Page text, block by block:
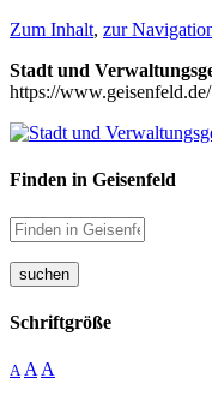
Zum Inhalt, zur
Stadt und
https://www.geisenfeld.de/
Finden in Geisenfeld
suchen
Schriftgröße
A A A